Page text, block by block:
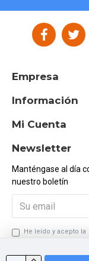
Empresa
Información
Mi Cuenta
Newsletter
Manténgase al día
nuestro boletín
He leído y acepto la